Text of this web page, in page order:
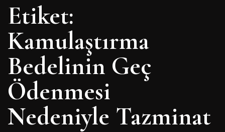
Etiket:
Kamulaştırma
Bedelinin Geç
Ödenmesi
Nedeniyle Tazminat